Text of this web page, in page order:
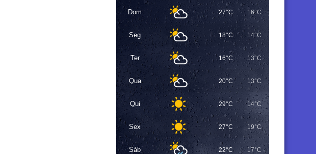
Dom 27°C 16°C
Seg 18°C 14°C
Ter 16°C 13°C
Qua 20°C 13°C
Qui 29°C 14°C
Sex 27°C 19°C
Sáb 22°C 17°C